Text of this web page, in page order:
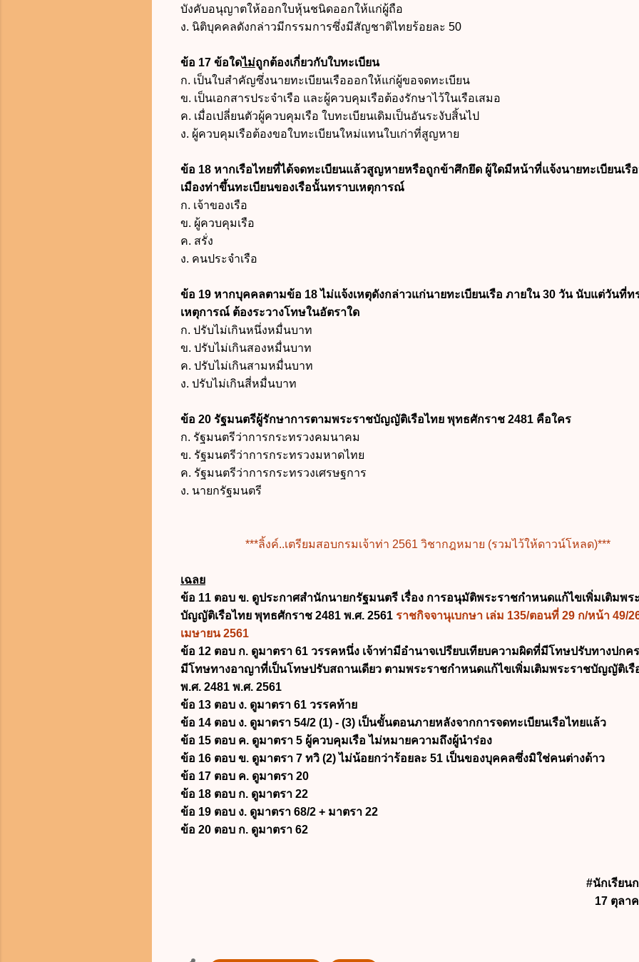
บังคับอนุญาตให้ออกใบหุ้นชนิดออกให้แก่ผู้ถือ
ง. นิติบุคคลดังกล่าวมีกรรมการซึ่งมีสัญชาติไทยร้อยละ 50
ข้อ 17 ข้อใดไม่ถูกต้องเกี่ยวกับใบทะเบียน
ก. เป็นใบสำคัญซึ่งนายทะเบียนเรือออกให้แก่ผู้ขอจดทะเบียน
ข. เป็นเอกสารประจำเรือ และผู้ควบคุมเรือต้องรักษาไว้ในเรือเสมอ
ค. เมื่อเปลี่ยนตัวผู้ควบคุมเรือ ใบทะเบียนเดิมเป็นอันระงับสิ้นไป
ง. ผู้ควบคุมเรือต้องขอใบทะเบียนใหม่แทนใบเก่าที่สูญหาย
ข้อ 18 หากเรือไทยที่ได้จดทะเบียนแล้วสูญหายหรือถูกข้าศึกยึด ผู้ใดมีหน้าที่แจ้งนายทะเบียนเรื
เมืองท่าขึ้นทะเบียนของเรือนั้นทราบเหตุการณ์
ก. เจ้าของเรือ
ข. ผู้ควบคุมเรือ
ค. สรั่ง
ง. คนประจำเรือ
ข้อ 19 หากบุคคลตามข้อ 18 ไม่แจ้งเหตุดังกล่าวแก่นายทะเบียนเรือ ภายใน 30 วัน นับแต่วันที่ท
เหตุการณ์ ต้องระวางโทษในอัตราใด
ก. ปรับไม่เกินหนึ่งหมื่นบาท
ข. ปรับไม่เกินสองหมื่นบาท
ค. ปรับไม่เกินสามหมื่นบาท
ง. ปรับไม่เกินสี่หมื่นบาท
ข้อ 20 รัฐมนตรีผู้รักษาการตามพระราชบัญญัติเรือไทย พุทธศักราช 2481 คือใคร
ก. รัฐมนตรีว่าการกระทรวงคมนาคม
ข. รัฐมนตรีว่าการกระทรวงมหาดไทย
ค. รัฐมนตรีว่าการกระทรวงเศรษฐการ
ง. นายกรัฐมนตรี
***ลิ้งค์..เตรียมสอบกรมเจ้าท่า 2561 วิชากฎหมาย (รวมไว้ให้ดาวน์โหลด)***
เฉลย
ข้อ 11 ตอบ ข. ดูประกาศสำนักนายกรัฐมนตรี เรื่อง การอนุมัติพระราชกำหนดแก้ไขเพิ่มเติมพร
บัญญัติเรือไทย พุทธศักราช 2481 พ.ศ. 2561 ราชกิจจานุเบกษา เล่ม 135/ตอนที่ 29 ก/หน้า 49/
เมษายน 2561
ข้อ 12 ตอบ ก. ดูมาตรา 61 วรรคหนึ่ง เจ้าท่ามีอำนาจเปรียบเทียบความผิดที่มีโทษปรับทางปกค
มีโทษทางอาญาที่เป็นโทษปรับสถานเดียว ตามพระราชกำหนดแก้ไขเพิ่มเติมพระราชบัญญัติเรื
พ.ศ. 2481 พ.ศ. 2561
ข้อ 13 ตอบ ง. ดูมาตรา 61 วรรคท้าย
ข้อ 14 ตอบ ง. ดูมาตรา 54/2 (1) - (3) เป็นขั้นตอนภายหลังจากการจดทะเบียนเรือไทยแล้ว
ข้อ 15 ตอบ ค. ดูมาตรา 5 ผู้ควบคุมเรือ ไม่หมายความถึงผู้นำร่อง
ข้อ 16 ตอบ ข. ดูมาตรา 7 ทวิ (2) ไม่น้อยกว่าร้อยละ 51 เป็นของบุคคลซึ่งมิใช่คนต่างด้าว
ข้อ 17 ตอบ ค. ดูมาตรา 20
ข้อ 18 ตอบ ก. ดูมาตรา 22
ข้อ 19 ตอบ ง. ดูมาตรา 68/2 + มาตรา 22
ข้อ 20 ตอบ ก. ดูมาตรา 62
#นักเรียน
17 ตุลา